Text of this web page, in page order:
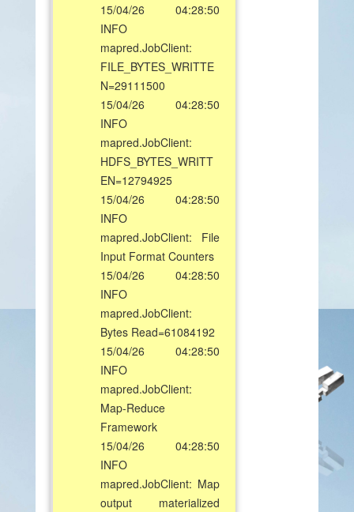
15/04/26 04:28:50
INFO
mapred.JobClient:
FILE_BYTES_WRITTE
N=29111500
15/04/26 04:28:50
INFO
mapred.JobClient:
HDFS_BYTES_WRITT
EN=12794925
15/04/26 04:28:50
INFO
mapred.JobClient: File
Input Format Counters
15/04/26 04:28:50
INFO
mapred.JobClient:
Bytes Read=61084192
15/04/26 04:28:50
INFO
mapred.JobClient:
Map-Reduce
Framework
15/04/26 04:28:50
INFO
mapred.JobClient: Map
output materialized